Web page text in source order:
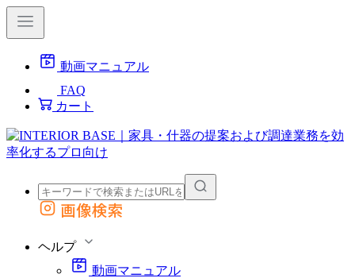
動画マニュアル
FAQ
カート
外部サイトの商品をカートに追加
画像検索
ヘルプ
動画マニュアル